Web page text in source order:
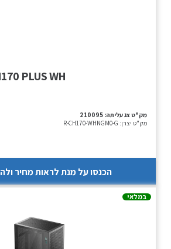
PLUS WH
מק"ט צג עליתה: 210095
מק"ט יצרן: R-CH170-WHNGM0-G
הכנסו על מנת לראות מחיר
במלאי